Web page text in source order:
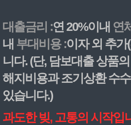
대출금리 :연 20%이내 연
내 부대비용 :이자 외 추
니다. (단, 담보대출 상품
해지비용과 조기상환 수
있습니다.)
과도한 빚, 고통의 시작입